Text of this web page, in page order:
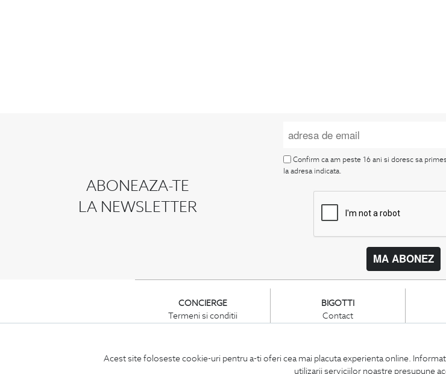
Acest site foloseste cookie-uri pentru a-ti oferi cea mai placuta experienta online.
utilizarii serviciilor noastre presupune
ABONEAZA-TE
LA NEWSLETTER
Confirm ca am peste 16 ani si doresc sa
la adresa indicata.
MA ABONEZ
CONCIERGE
Termeni si conditii
Feedback site
BIGOTTI
Contact
Intrebari frecvente
Preturi retusuri